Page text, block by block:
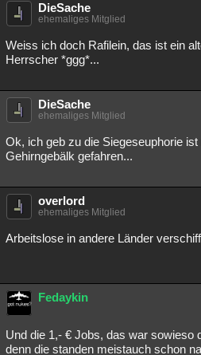
DieSache
ehemaliges Mitglied
Weiss ich doch Rafilein, das ist ein
Herrscher *ggg*...
DieSache
ehemaliges Mitglied
Ok, ich geb zu die Siegeseuphorie ist
Gehirngebälk gefahren...
overlord
ehemaliges Mitglied
Arbeitslose in andere Länder
Fedaykin
Und die 1,- € Jobs, das war sowieso
denn die standen meistauch schon